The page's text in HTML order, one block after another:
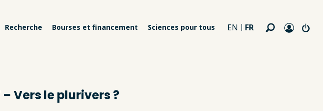
Recherche Bourses et financement Sciences pour tous EN FR
Vers le plurivers ?